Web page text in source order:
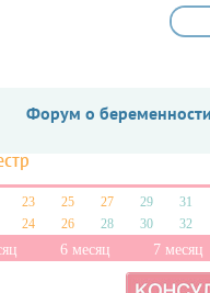
Форум о беременности
23 25 27 29 31
24 26 28 30 32
6 месяц 7 месяц